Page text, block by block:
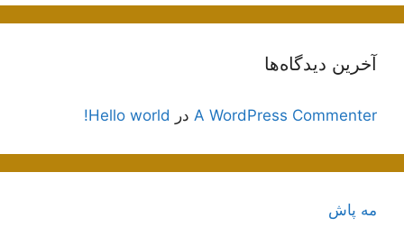
آخرین دیدگاه‌ها
A WordPress Commenter در Hello world!
مه پاش